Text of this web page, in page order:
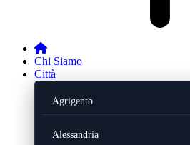
Chi Siamo
Città
Agrigento
Alessandria